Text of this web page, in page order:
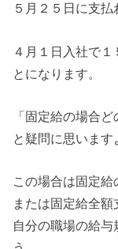
５月２５日に支払
４月１日入社で
とになります。
「固定給の場合
と疑問に思います
この場合は固定給
または固定給全
自分の職場の給与